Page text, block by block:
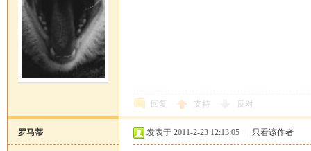
回复 支持 反对
罗马蒂 发表于 2011-2-23 12:13:05 只看该作者